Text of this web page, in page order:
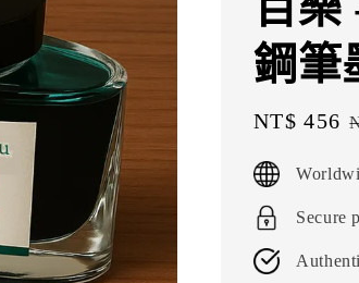
鋼筆
Sale
NT$ 456
Secure